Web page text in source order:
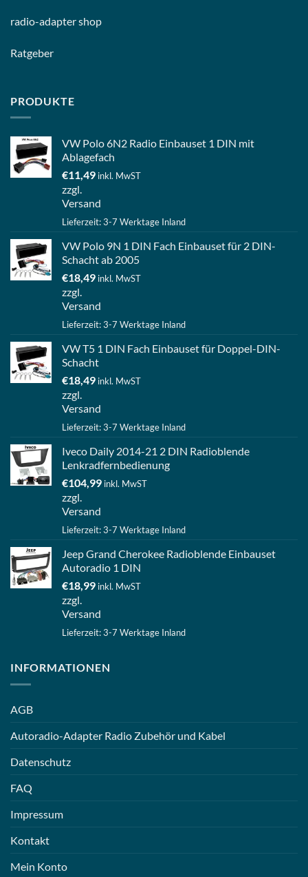
radio-adapter shop
Ratgeber
PRODUKTE
VW Polo 6N2 Radio Einbauset 1 DIN mit
Ablagefach
€11,49 inkl. MwST
zzgl.
Versand
Lieferzeit: 3-7 Werktage Inland
VW Polo 9N 1 DIN Fach Einbauset für 2 DIN-
Schacht ab 2005
€18,49 inkl. MwST
zzgl.
Versand
Lieferzeit: 3-7 Werktage Inland
VW T5 1 DIN Fach Einbauset für Doppel-DIN-
Schacht
€18,49 inkl. MwST
zzgl.
Versand
Lieferzeit: 3-7 Werktage Inland
Iveco Daily 2014-21 2 DIN Radioblende
Lenkradfernbedienung
€104,99 inkl. MwST
zzgl.
Versand
Lieferzeit: 3-7 Werktage Inland
Jeep Grand Cherokee Radioblende Einbauset
Autoradio 1 DIN
€18,99 inkl. MwST
zzgl.
Versand
Lieferzeit: 3-7 Werktage Inland
INFORMATIONEN
AGB
Autoradio-Adapter Radio Zubehör und Kabel
Datenschutz
FAQ
Impressum
Kontakt
Mein Konto